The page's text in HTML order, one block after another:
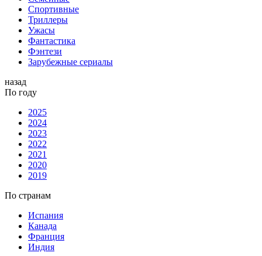
Спортивные
Триллеры
Ужасы
Фантастика
Фэнтези
Зарубежные сериалы
назад
По году
2025
2024
2023
2022
2021
2020
2019
По странам
Испания
Канада
Франция
Индия